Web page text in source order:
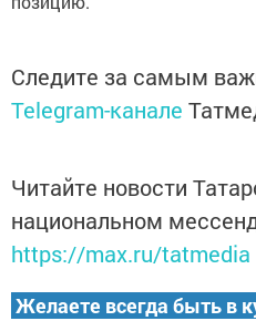
Следите за самым
Telegram-канале
Читайте новости
национальном
https://max.ru/tatmedia
Желаете всегда быть в